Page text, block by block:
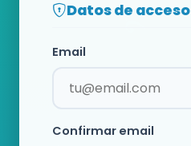
Datos de acceso
Email
Confirmar email